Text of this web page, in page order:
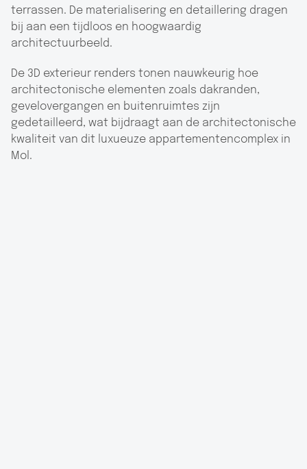
terrassen. De materialisering en detaillering dragen
bij aan een tijdloos en hoogwaardig
architectuurbeeld.
De 3D exterieur renders tonen nauwkeurig hoe
architectonische elementen zoals dakranden,
gevelovergangen en buitenruimtes zijn
gedetailleerd, wat bijdraagt aan de architectonische
kwaliteit van dit luxueuze appartementencomplex in
Mol.